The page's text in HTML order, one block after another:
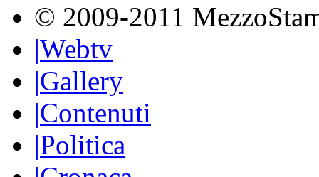
© 2009-2011
|Webtv
|Gallery
|Contenuti
|Politica